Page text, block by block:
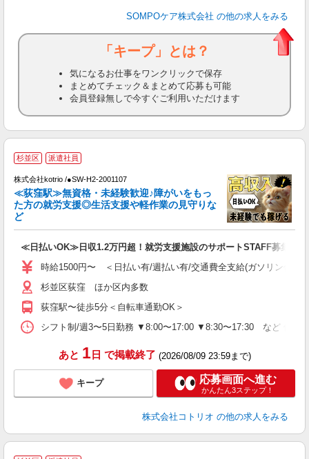
SOMPOケア株式会社 の他の求人をみる
「キープ」とは？
気になるお仕事をワンクリックで保存
まとめてチェック＆まとめて応募も可能
会員登録無しで今すぐご利用いただけます
杉並区 派遣社員
株式会社kotrio /●SW-H2-2001107
≪荻窪駅≫無資格・未経験歓迎♪障がいをもっ
た方の就労支援◎生活支援や軽作業の見守りな
ど
≪日払いOK≫日収1.2万円超！就労支援施設のサポートSTAFF募集
時給1500円〜 ＜日払い有/週払い有/交通費全支給(ガソリン代含
杉並区荻窪 ほか区内多数
荻窪駅〜徒歩5分＜自転車通勤OK＞
シフト制/週3〜5日勤務 ▼8:00〜17:00 ▼8:30〜17:30 など 休憩1
あと 1日 で掲載終了 (2026/08/09 23:59まで)
キープ 応募画面へ進む
かんたん3ステップ！
株式会社コトリオ の他の求人をみる